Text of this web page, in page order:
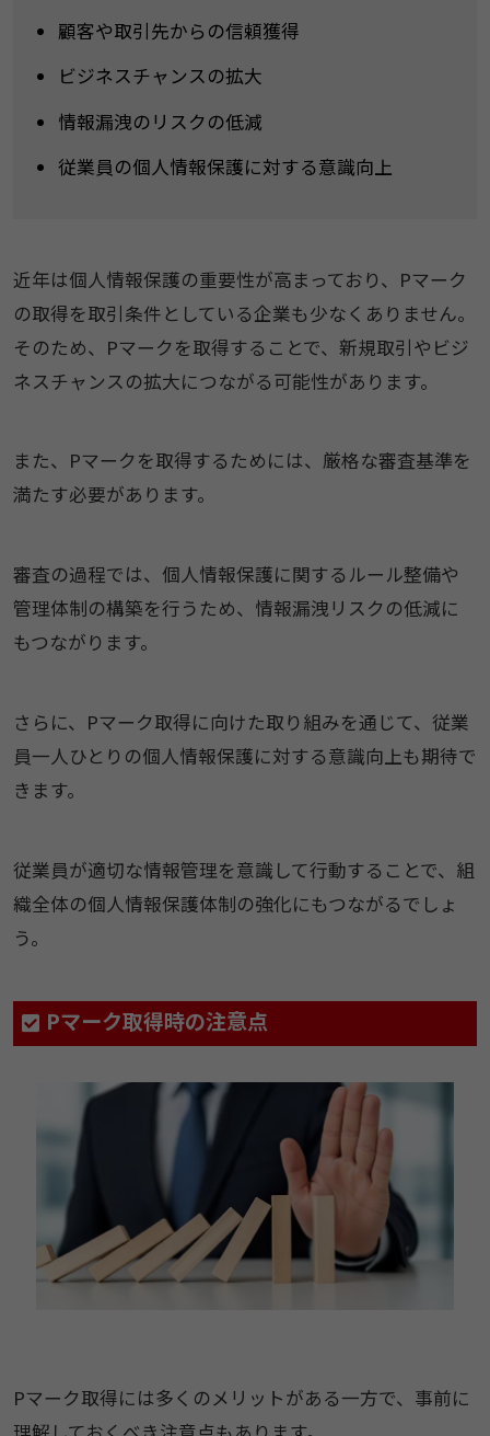
顧客や取引先からの信頼獲得
ビジネスチャンスの拡大
情報漏洩のリスクの低減
従業員の個人情報保護に対する意識向上
近年は個人情報保護の重要性が高まっており、Pマーク
の取得を取引条件としている企業も少なくありません。
そのため、Pマークを取得することで、新規取引やビジ
ネスチャンスの拡大につながる可能性があります。
また、Pマークを取得するためには、厳格な審査基準を
満たす必要があります。
審査の過程では、個人情報保護に関するルール整備や
管理体制の構築を行うため、情報漏洩リスクの低減に
もつながります。
さらに、Pマーク取得に向けた取り組みを通じて、従業
員一人ひとりの個人情報保護に対する意識向上も期待で
きます。
従業員が適切な情報管理を意識して行動することで、組
織全体の個人情報保護体制の強化にもつながるでしょ
う。
Pマーク取得時の注意点
Pマーク取得には多くのメリットがある一方で、事前に